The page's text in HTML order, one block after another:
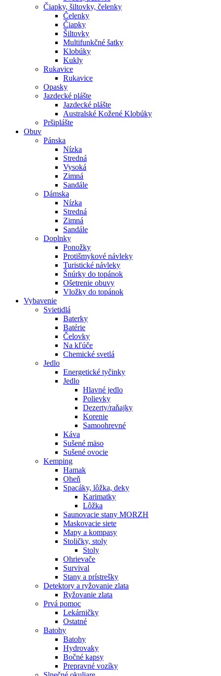
Čiapky, šiltovky, čelenky
Čelenky
Čiapky
Šiltovky
Multifunkčné šatky
Klobúky
Kukly
Rukavice
Rukavice
Opasky
Jazdecké plášte
Jazdecké plášte
Australské Kožené Klobúky
Pršiplášte
Obuv
Pánska
Nízka
Stredná
Vysoká
Zimná
Sandále
Dámska
Nízka
Stredná
Zimná
Sandále
Doplnky
Ponožky
Protišmykové návleky
Turistické návleky
Šnúrky do topánok
Ošetrenie obuvy
Vložky do topánok
Vybavenie
Svietidlá
Baterky
Batérie
Čelovky
Na kľúče
Chemické svetlá
Jedlo
Energetické tyčinky
Jedlo
Hlavné jedlo
Polievky
Dezerty/raňajky
Korenie
Samoohrevné
Káva
Sušené mäso
Sušené ovocie
Kemping
Hamak
Oheň
Spacáky, lôžka, deky
Karimatky
Lôžka
Saunovacie stany MORZH
Maskovacie siete
Mapy a kompasy
Stoličky, stoly
Stoly
Ohrievače
Survival
Stany a prístrešky
Detektory a ryžovanie zlata
Ryžovanie zlata
Prvá pomoc
Lekárničky
Ostatné
Batohy
Batohy
Hydrovaky
Bočné kapsy
Prepravné vozíky